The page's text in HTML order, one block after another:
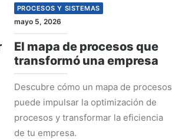
PROCESOS Y SISTEMAS
mayo 5, 2026
El mapa de procesos que
transformó una empresa
Descubre cómo un mapa de procesos
puede impulsar la optimización de
procesos y transformar la eficiencia
de tu empresa.